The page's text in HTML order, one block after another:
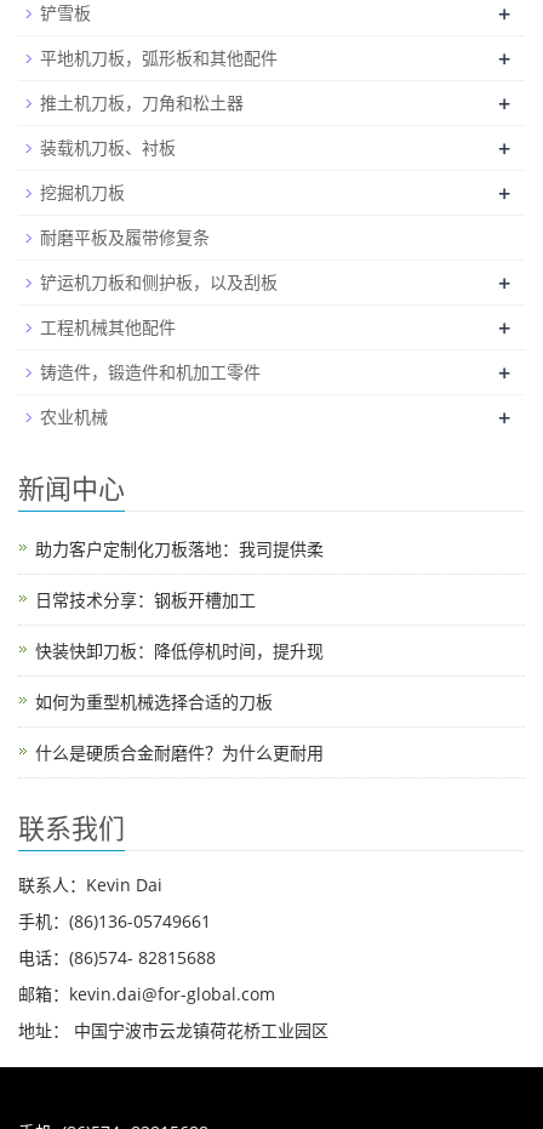
铲雪板 +
平地机刀板，弧形板和其他配件 +
推土机刀板，刀角和松土器 +
装载机刀板、衬板 +
挖掘机刀板 +
耐磨平板及履带修复条
铲运机刀板和侧护板，以及刮板
+
工程机械其他配件 +
铸造件，锻造件和机加工零件 +
农业机械 +
新闻中心
助力客户定制化刀板落地：我司提供柔
日常技术分享：钢板开槽加工
快装快卸刀板：降低停机时间，提升现
如何为重型机械选择合适的刀板
什么是硬质合金耐磨件？为什么更耐用
联系我们
联系人：Kevin Dai
手机：(86)136-05749661
电话：(86)574- 82815688
邮箱：kevin.dai@for-global.com
地址： 中国宁波市云龙镇荷花桥工业园区